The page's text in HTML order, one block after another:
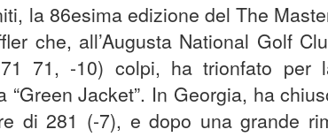
la 86esima edizione del The
che, all’Augusta National Golf
71, -10) colpi, ha trionfato per
“Green Jacket”. In Georgia, ha
di 281 (-7), e dopo una grande